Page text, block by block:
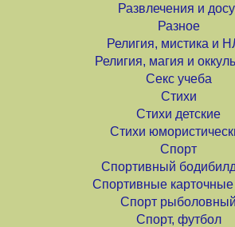
Развлечения и
Разное
Религия, мистика и
Религия, магия и
Секс учеба
Стихи
Стихи детские
Стихи
Спорт
Спортивный
Спортивные карточные
Спорт рыболовный
Спорт, футбол